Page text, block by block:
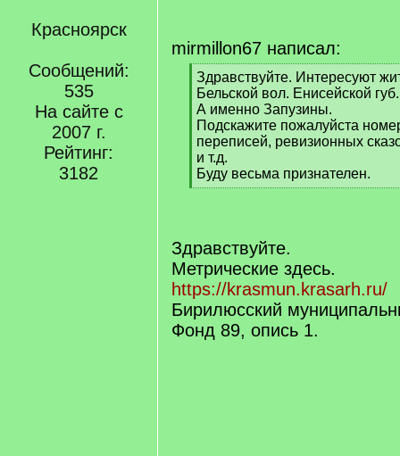
Красноярск
Сообщений:
535
На сайте с
2007 г.
Рейтинг:
3182
mirmillon67 написал:
[
q
]
Здравствуйте. Интересуют
Бельской вол. Енисейской
А именно Запузины.
Подскажите пожалуйста
переписей, ревизионных
и т.д.
Буду весьма признателен.
[
Здравствуйте.
Метрические здесь.
https://krasmun.krasarh.ru/
Бирилюсский
Фонд 89, опись 1.